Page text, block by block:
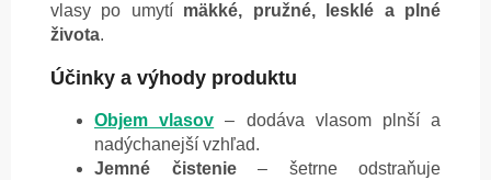
vlasy po umytí mäkké, pružné, lesklé a plné
života.
Účinky a výhody produktu
Objem vlasov – dodáva vlasom plnší a
nadýchanejší vzhľad.
Jemné čistenie– šetrne odstraňuje